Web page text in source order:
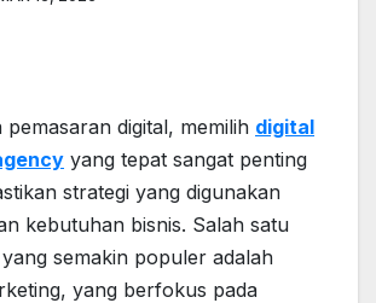
pemasaran digital, memilih digital
yang tepat sangat penting
strategi yang digunakan
kebutuhan bisnis. Salah satu
semakin populer adalah
yang berfokus pada